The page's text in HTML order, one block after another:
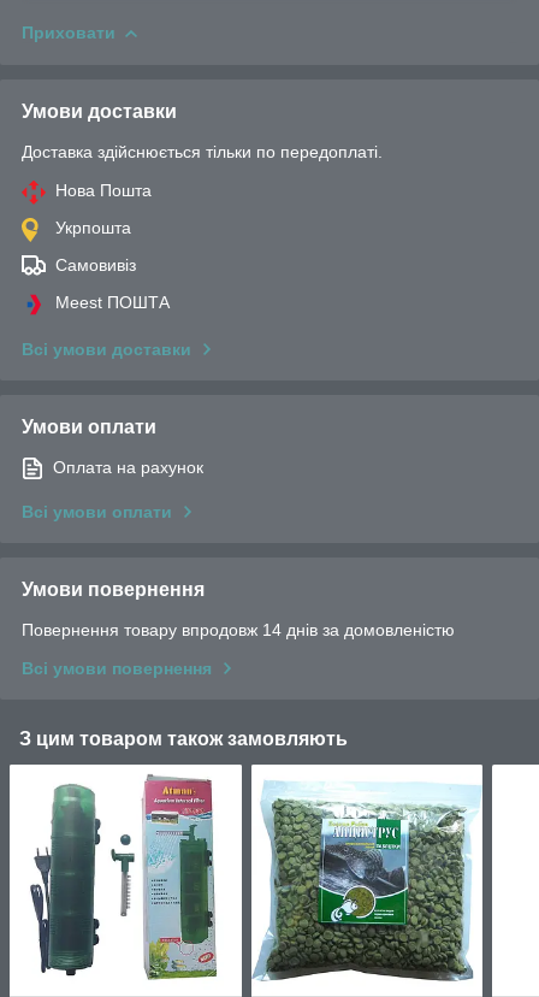
Приховати
Умови доставки
Доставка здійснюється тільки по передоплаті.
Нова Пошта
Укрпошта
Самовивіз
Meest ПОШТА
Всі умови доставки
Умови оплати
Оплата на рахунок
Всі умови оплати
Умови повернення
Повернення товару впродовж 14 днів за домовленістю
Всі умови повернення
З цим товаром також замовляють